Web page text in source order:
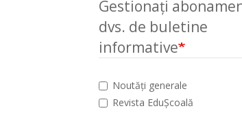
Gestionați
dvs. de buletine
informative
Noutăți generale
Revista EduȘcoală